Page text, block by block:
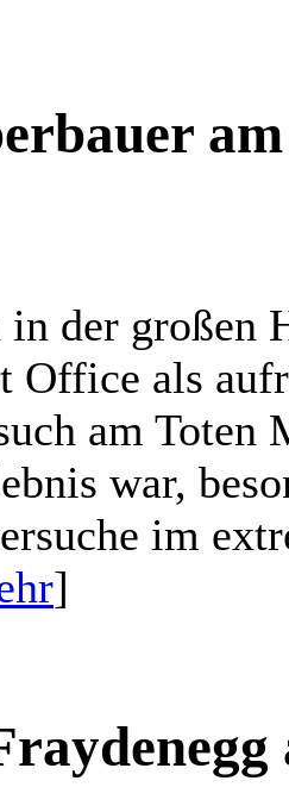
der großen
Office als
am
war,
im
]